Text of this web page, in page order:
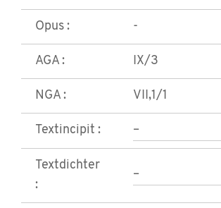
Opus : -
AGA : IX/3
NGA : VII,1/1
Textincipit : –
Textdichter
:
–